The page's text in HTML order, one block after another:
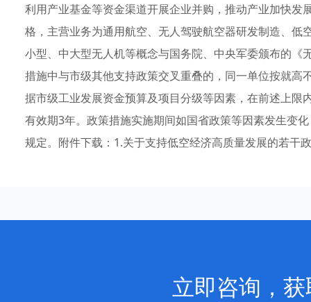
利用产业基金等资金渠道开展企业并购，推动产业加快
格，主营业务为通用航空、无人驾驶航空器研发制造、
小型、中大型无人机等概念与国务院、中央军委颁布的
措施中与市级其他支持政策交叉重叠的，同一单位按就
据市级工业发展资金预算及项目分级等因素，在前述上
有效期3年。政策措施实施期间如国省政策等因素发生变
规定。附件下载：1.关于支持低空经济高质量发展的若干
立即咨询，